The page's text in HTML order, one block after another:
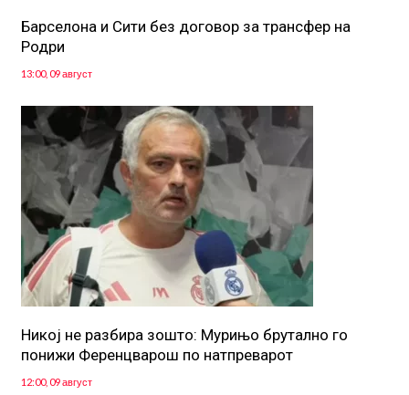
Барселона и Сити без договор за трансфер на
Родри
13:00, 09 август
Никој не разбира зошто: Мурињо брутално го
понижи Ференцварош по натпреварот
12:00, 09 август